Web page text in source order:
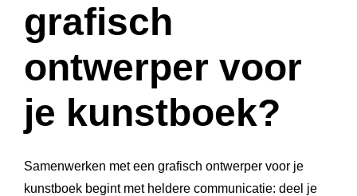
grafisch
ontwerper voor
je kunstboek?
Samenwerken met een grafisch ontwerper voor je
kunstboek begint met heldere communicatie: deel je